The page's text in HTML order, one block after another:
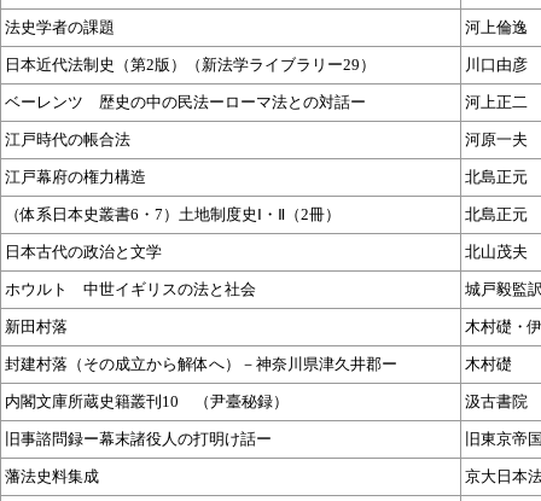
法史学者の課題 河上倫逸
日本近代法制史（第2版）（新法学ライブラリー29） 川口由彦
ベーレンツ 歴史の中の民法ーローマ法との対話ー 河上正二
江戸時代の帳合法 河原一夫
江戸幕府の権力構造 北島正元
（体系日本史叢書6・7）土地制度史Ⅰ・Ⅱ（2冊） 北島正元
日本古代の政治と文学 北山茂夫
ホウルト 中世イギリスの法と社会 城戸毅監
新田村落 木村礎・
封建村落（その成立から解体へ）－神奈川県津久井郡ー 木村礎
内閣文庫所蔵史籍叢刊10 （尹臺秘録） 汲古書院
旧事諮問録ー幕末諸役人の打明け話ー 旧東京帝
藩法史料集成 京大日本